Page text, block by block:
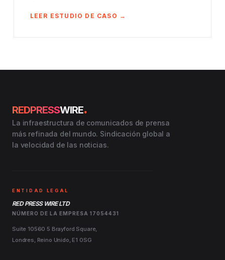
LEER ESTUDIO DE CASO →
REDPRESSWIRE.
La infraestructura de comunicados de prensa
más refinada del mundo. Sindicación global a
la velocidad de las noticias.
ENTIDAD LEGAL
RED PRESS WIRE LTD
NÚMERO DE LA EMPRESA 17054431
Suite 10560 5 Brayford Square,
Londres, Reino Unido, E1 0SG